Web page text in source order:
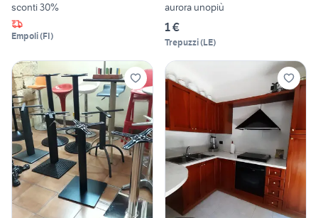
sconti 30%
Empoli(FI)
aurora unopiù
1 €
Trepuzzi(LE)